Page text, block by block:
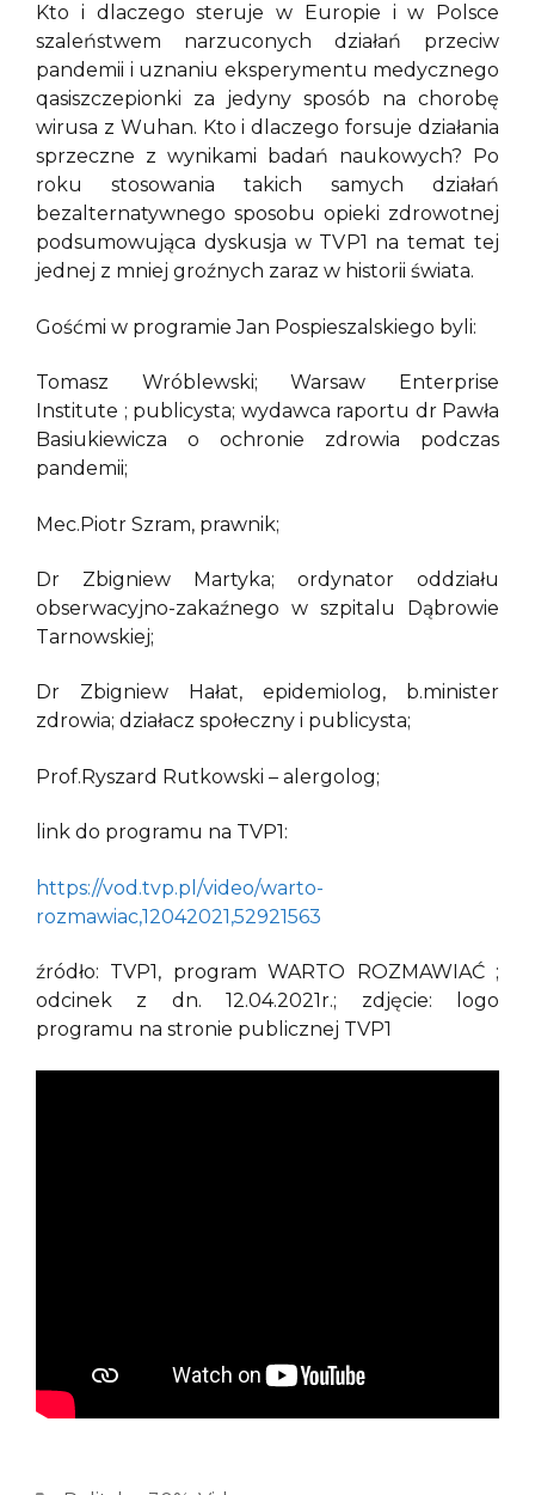
Kto i dlaczego steruje w Europie i w Polsce
szaleństwem narzuconych działań przeciw
pandemii i uznaniu eksperymentu medycznego
qasiszczepionki za jedyny sposób na chorobę
wirusa z Wuhan. Kto i dlaczego forsuje działania
sprzeczne z wynikami badań naukowych? Po
roku stosowania takich samych działań
bezalternatywnego sposobu opieki zdrowotnej
podsumowująca dyskusja w TVP1 na temat tej
jednej z mniej groźnych zaraz w historii świata.
Gośćmi w programie Jan Pospieszalskiego byli:
Tomasz Wróblewski; Warsaw Enterprise
Institute ; publicysta; wydawca raportu dr Pawła
Basiukiewicza o ochronie zdrowia podczas
pandemii;
Mec.Piotr Szram, prawnik;
Dr Zbigniew Martyka; ordynator oddziału
obserwacyjno-zakaźnego w szpitalu Dąbrowie
Tarnowskiej;
Dr Zbigniew Hałat, epidemiolog, b.minister
zdrowia; działacz społeczny i publicysta;
Prof.Ryszard Rutkowski – alergolog;
link do programu na TVP1:
https://vod.tvp.pl/video/warto-
rozmawiac,12042021,52921563
źródło: TVP1, program WARTO ROZMAWIAĆ ;
odcinek z dn. 12.04.2021r.; zdjęcie: logo
programu na stronie publicznej TVP1